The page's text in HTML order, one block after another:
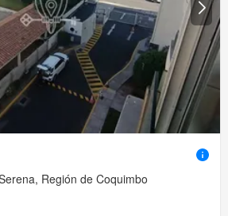
Región de Coquimbo